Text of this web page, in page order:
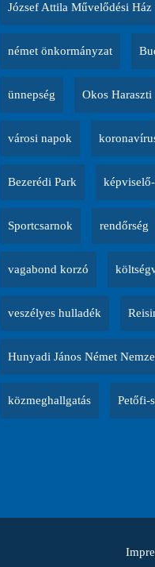
József Attila Művelődési Ház
német önkormányzat
ünnepség Okos Haraszti
városi napok
Bezerédi Park
Sportcsarnok rendőrség
vagabond korzó
veszélyes hulladék
Hunyadi János Német
közmeghallgatás Petőfi-